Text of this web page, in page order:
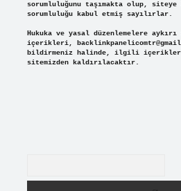
sorumluluğunu taşımakta olup, siteye
sorumluluğu kabul etmiş sayılırlar.
Hukuka ve yasal düzenlemelere aykırı
içerikleri,
bildirmeniz halinde, ilgili içerikler
sitemizden kaldırılacaktır.